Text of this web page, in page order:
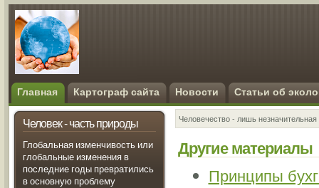
Главная Картограф сайта Новости Статьи об
Человек - часть природы
Глобальная изменчивость или
глобальные изменения в
последние годы превратились
в основную проблему
Человечество - лишь
Другие материалы
Принципы